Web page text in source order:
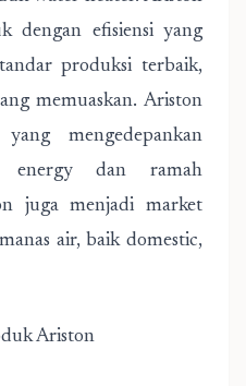
dengan efisiensi yang
produksi terbaik,
memuaskan. Ariston
mengedepankan
energy dan ramah
juga menjadi market
air, baik domestic,
Ariston